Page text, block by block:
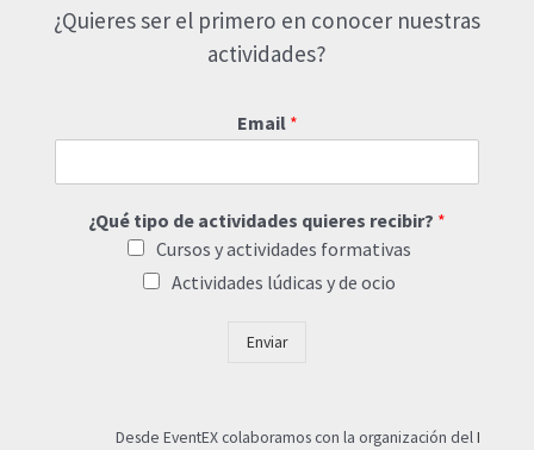
¿Quieres ser el primero en conocer nuestras
actividades?
Email *
¿Qué tipo de actividades quieres recibir? *
Cursos y actividades formativas
Actividades lúdicas y de ocio
Enviar
Desde EventEX colaboramos con la organización delI